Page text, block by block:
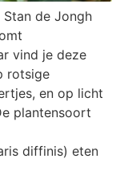
Stan de Jongh
vind je deze
rotsige
en op licht
plantensoort
diffinis) eten